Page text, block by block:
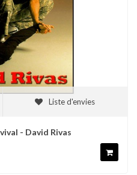
Liste d'envies
- David Rivas